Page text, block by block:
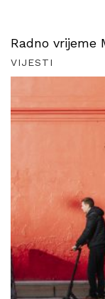
Radno vrijeme
VIJESTI